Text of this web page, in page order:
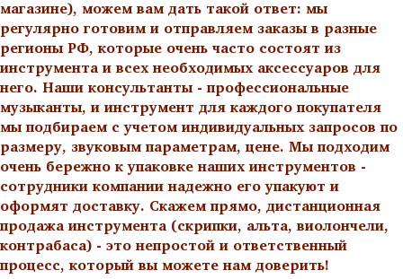
магазине), можем вам дать такой ответ: мы
регулярно готовим и отправляем заказы в разные
регионы РФ, которые очень часто состоят из
инструмента и всех необходимых аксессуаров для
него. Наши консультанты - профессиональные
музыканты, и инструмент для каждого покупателя
мы подбираем с учетом индивидуальных запросов по
размеру, звуковым параметрам, цене. Мы подходим
очень бережно к упаковке наших инструментов -
сотрудники компании надежно его упакуют и
оформят доставку. Скажем прямо, дистанционная
продажа инструмента (скрипки, альта, виолончели,
контрабаса) - это непростой и ответственный
процесс, который вы можете нам доверить!